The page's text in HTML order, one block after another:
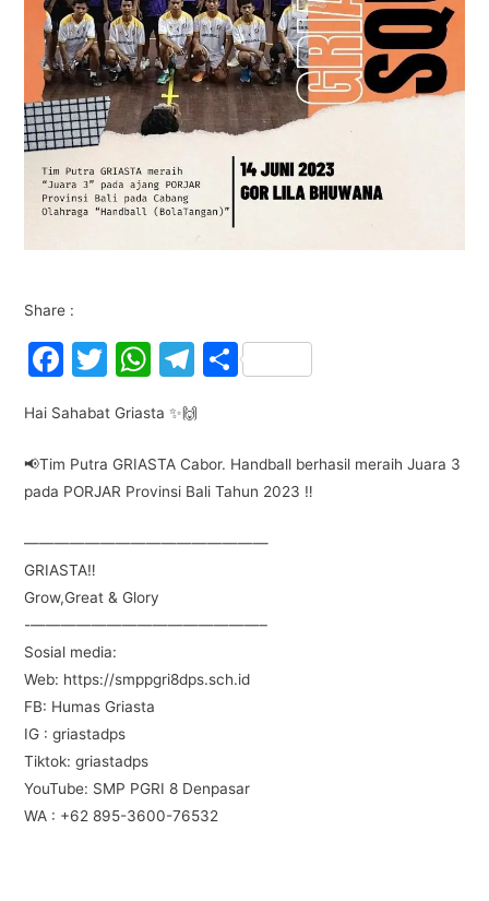
Share :
F
c
e
b
o
o
k
T
itt
er
W
at
s
A
p
T
e
gr
a
m
S
e
Hai Sahabat Griasta ✨🙌
📢Tim Putra GRIASTA Cabor. Handball berhasil meraih Juara 3
pada PORJAR Provinsi Bali Tahun 2023 ‼️
————————————————
GRIASTA‼️
Grow,Great & Glory
-———————————————–
Sosial media:
Web: https://smppgri8dps.sch.id
FB: Humas Griasta
IG : griastadps
Tiktok: griastadps
YouTube: SMP PGRI 8 Denpasar
WA : +62 895-3600-76532